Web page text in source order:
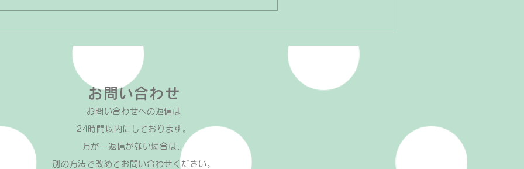
と読譜力が上がる
お問い合わせ
お問い合わせへの返信は​
24時間以内にしております。
万が一返信がない場合は、
​別の方法で改めてお問い合わせください。